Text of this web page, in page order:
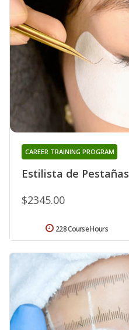
Estilista de Pestañas
CAREER TRAINING PROGRAM
$2345.00
228 Course Hours